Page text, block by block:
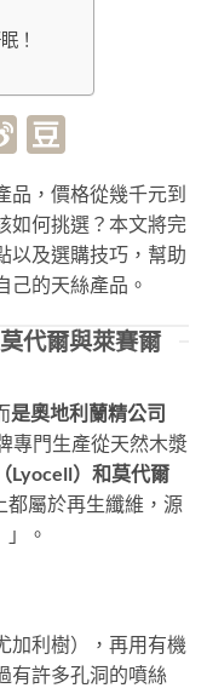
！
Sina
Weibo
品，價格從幾千元到
如何挑選？本文將完
以及選購技巧，幫助
己的天絲產品。
代爾與萊賽爾
是奧地利蘭精公司
專門生產從天然木漿
Lyocell）和莫代爾
都屬於再生纖維，源
。
加利樹），再用有機
有許多孔洞的噴絲